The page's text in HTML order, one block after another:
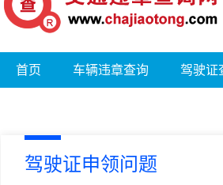
首页 车辆违章查询 驾驶证
驾驶证申领问题